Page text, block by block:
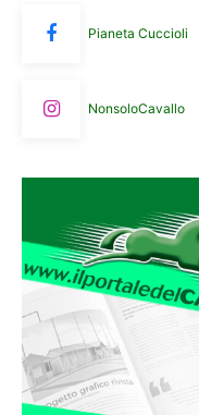
Pianeta Cuccioli
NonsoloCavallo